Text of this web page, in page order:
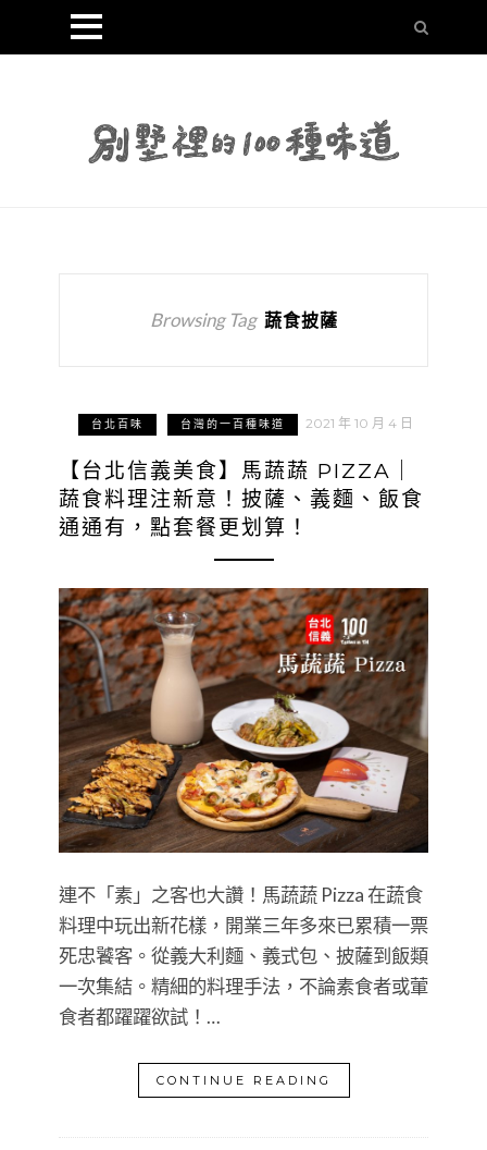
Browsing Tag 蔬食披薩
台北百味 台灣的一百種味道 2021 年 10 月 4 日
【台北信義美食】馬蔬蔬 PIZZA｜
蔬食料理注新意！披薩、義麵、飯食
通通有，點套餐更划算！
連不「素」之客也大讚！馬蔬蔬 Pizza 在蔬食
料理中玩出新花樣，開業三年多來已累積一票
死忠饕客。從義大利麵、義式包、披薩到飯類
一次集結。精細的料理手法，不論素食者或葷
食者都躍躍欲試！…
CONTINUE READING